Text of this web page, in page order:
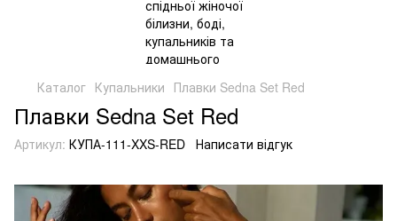
Каталог Купальники Плавки Sedna Set Red
Плавки Sedna Set Red
Артикул: КУПА-111-XXS-RED Написати відгук